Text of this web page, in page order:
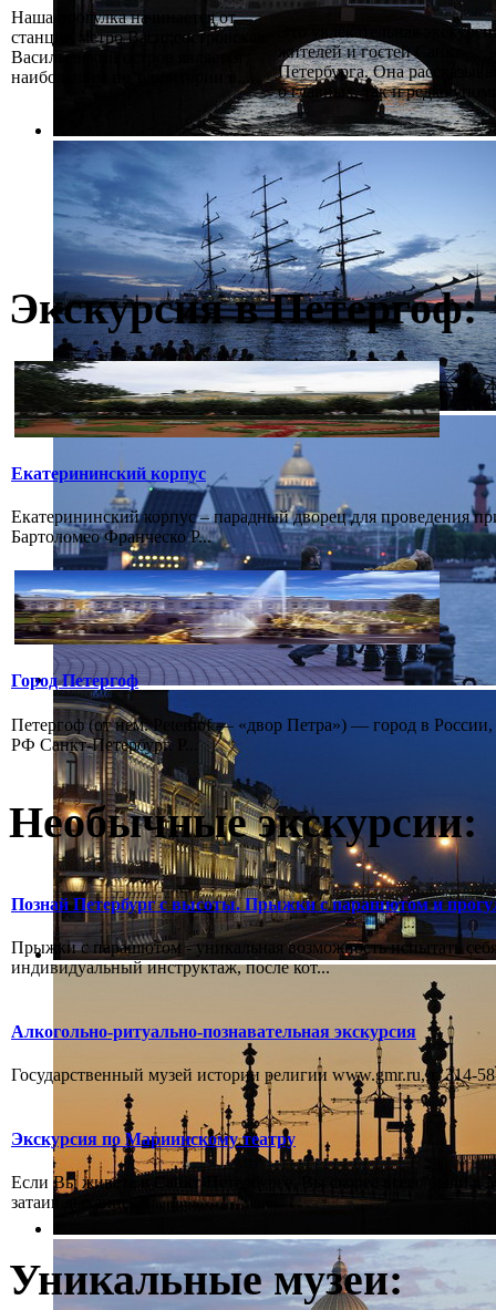
Наша прогулка начинается от
станции метро Василеостровская.
Васильевский остров является
наибольшим по территории в...
Это увлекательная
жителей и гостей Санкт-
Петербурга. Она
о главных, так и редко
Экскурсия в Петергоф:
Екатерининский корпус
Екатерининский корпус – парадный дворец для проведения
Бартоломео Франческо Р...
Город Петергоф
Петергоф (от нем. Peterhof — «двор Петра») — город в России,
РФ Санкт-Петербург. Р...
Необычные экскурсии:
Познай Петербург с высоты. Прыжки с парашютом и
Прыжки с парашютом - уникальная возможность испытать
индивидуальный инструктаж, после кот...
Алкогольно-ритуально-познавательная экскурсия
Государственный музей истории религии www.gmr.ru, т. 314-
Экскурсия по Мариинскому театру
Если Вы живёте в Санкт-Петербурге, Вы скорее всего были в
затаив дыхание, В...
Уникальные музеи: